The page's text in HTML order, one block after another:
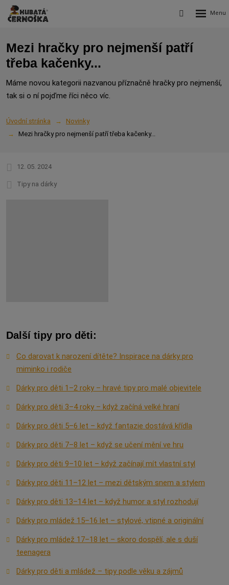
Vyhledávání
Rozbalení
Mezi hračky pro nejmenší patří
třeba kačenky...
Máme novou kategorii nazvanou příznačně hračky pro nejmenší,
tak si o ní pojďme říci něco víc.
Úvodní stránka
Novinky
Mezi hračky pro nejmenší patří třeba kačenky...
12. 05. 2024
Tipy na dárky
Další tipy pro děti:
Co darovat k narození dítěte? Inspirace na dárky pro
miminko i rodiče
Dárky pro děti 1–2 roky – hravé tipy pro malé objevitele
Dárky pro děti 3–4 roky – když začíná velké hraní
Dárky pro děti 5–6 let – když fantazie dostává křídla
Dárky pro děti 7–8 let – když se učení mění ve hru
Dárky pro děti 9–10 let – když začínají mít vlastní styl
Dárky pro děti 11–12 let – mezi dětským snem a stylem
Dárky pro děti 13–14 let – když humor a styl rozhodují
Dárky pro mládež 15–16 let – stylové, vtipné a originální
Dárky pro mládež 17–18 let – skoro dospělí, ale s duší
teenagera
Dárky pro děti a mládež – tipy podle věku a zájmů